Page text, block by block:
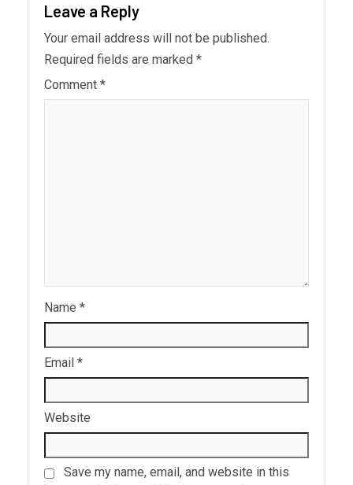
Leave a Reply
Your email address will not be published.
Required fields are marked *
Comment *
Name *
Email *
Website
Save my name, email, and website in this